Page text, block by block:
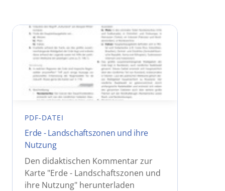
PDF-DATEI
Erde - Landschaftszonen und ihre
Nutzung
Den didaktischen Kommentar zur
Karte "Erde - Landschaftszonen und
ihre Nutzung" herunterladen